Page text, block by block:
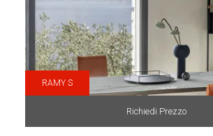
RAMY S
Richiedi Prezzo